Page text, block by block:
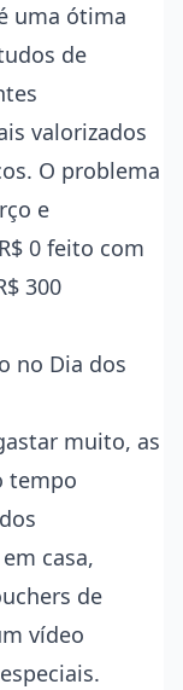
uma ótima
de
valorizados
O problema
e
0 feito com
300
no Dia dos
muito, as
tempo
casa,
de
vídeo